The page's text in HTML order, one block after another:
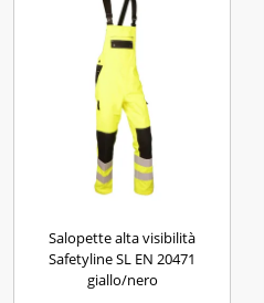
Salopette alta visibilità
Safetyline SL EN 20471
giallo/nero